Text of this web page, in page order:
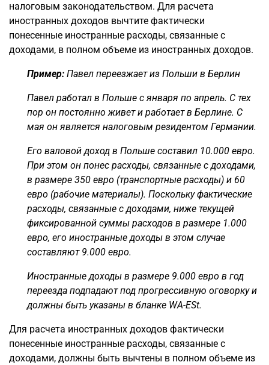
налоговым законодательством. Для расчета
иностранных доходов вычтите фактически
понесенные иностранные расходы, связанные с
доходами, в полном объеме из иностранных доходов.
Пример: Павел переезжает из Польши в Берлин
Павел работал в Польше с января по апрель. С тех
пор он постоянно живет и работает в Берлине. С
мая он является налоговым резидентом Германии.
Его валовой доход в Польше составил 10.000 евро.
При этом он понес расходы, связанные с доходами,
в размере 350 евро (транспортные расходы) и 60
евро (рабочие материалы). Поскольку фактические
расходы, связанные с доходами, ниже текущей
фиксированной суммы расходов в размере 1.000
евро, его иностранные доходы в этом случае
составляют 9.000 евро.
Иностранные доходы в размере 9.000 евро в год
переезда подпадают под прогрессивную оговорку и
должны быть указаны в бланке WA-ESt.
Для расчета иностранных доходов фактически
понесенные иностранные расходы, связанные с
доходами, должны быть вычтены в полном объеме из